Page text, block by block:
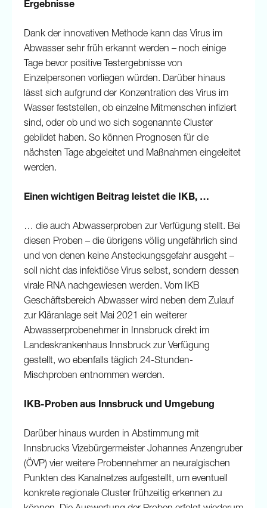
Ergebnisse
Dank der innovativen Methode kann das Virus im
Abwasser sehr früh erkannt werden – noch einige
Tage bevor positive Testergebnisse von
Einzelpersonen vorliegen würden. Darüber hinaus
lässt sich aufgrund der Konzentration des Virus im
Wasser feststellen, ob einzelne Mitmenschen infiziert
sind, oder ob und wo sich sogenannte Cluster
gebildet haben. So können Prognosen für die
nächsten Tage abgeleitet und Maßnahmen eingeleitet
werden.
Einen wichtigen Beitrag leistet die IKB, …
… die auch Abwasserproben zur Verfügung stellt. Bei
diesen Proben – die übrigens völlig ungefährlich sind
und von denen keine Ansteckungsgefahr ausgeht –
soll nicht das infektiöse Virus selbst, sondern dessen
virale RNA nachgewiesen werden. Vom IKB
Geschäftsbereich Abwasser wird neben dem Zulauf
zur Kläranlage seit Mai 2021 ein weiterer
Abwasserprobenehmer in Innsbruck direkt im
Landeskrankenhaus Innsbruck zur Verfügung
gestellt, wo ebenfalls täglich 24-Stunden-
Mischproben entnommen werden.
IKB-Proben aus Innsbruck und Umgebung
Darüber hinaus wurden in Abstimmung mit
Innsbrucks Vizebürgermeister Johannes Anzengruber
(ÖVP) vier weitere Probennehmer an neuralgischen
Punkten des Kanalnetzes aufgestellt, um eventuell
konkrete regionale Cluster frühzeitig erkennen zu